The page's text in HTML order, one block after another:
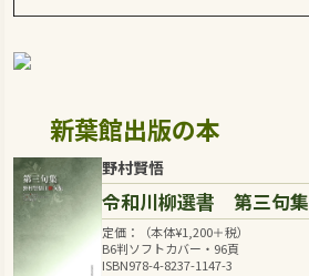
新葉館出版の本
野村賢悟
令和川柳選書 第三句集
定価：（本体¥1,200＋税）
B6判ソフトカバー・96頁
ISBN978-4-8237-1147-3